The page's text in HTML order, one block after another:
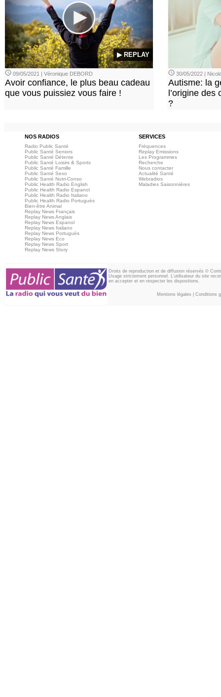
▶ REPLAY
09/05/2021 | Véronique DEBORD
Avoir confiance, le plus beau cadeau
que vous puissiez vous faire !
30/05/2022 |
Autisme: la
l’origine
?
NOS RADIOS SERVICES
Radio Public Santé
Public Santé Seniors
Public Santé Détente
Public Santé Loisirs & Sports
Public Santé Famille
Public Santé Sexo
Public Santé Nutri-Conso
Public Health Radio English
Public Health Radio Espanol
Public Health Radio Italiano
Public Health Radio Portuguès
Bien-être Animal
Replay News Français
Replay News Anglais
Replay News Espanol
Replay News Italiano
Replay News Portuguès
Replay News Eco
Replay News Sport
Replay News Story
Fréquences
Replay Emissions
Les Programmes
Recherche
Nous contacter
Actualité Santé
Webradios
Maladies Saisonnières
Droits de reproduction et de diffusion réservés ©
Usage strictement personnel. L'utilisateur du site
en accepter et en respecter les dispositions.
Mentions légales Conditions